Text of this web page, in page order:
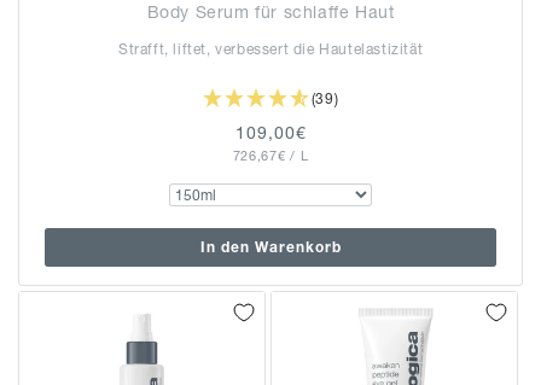
Body Serum für schlaffe Haut
Strafft, liftet, verbessert die Hautelastizität
(39)
Normaler
Preis
109,00€
GRUNDPREIS
726,67€ / PRO
L
In den Warenkorb